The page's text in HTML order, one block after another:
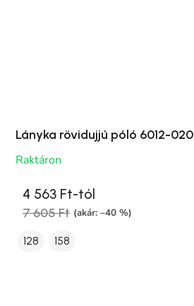
Lányka rövidujjú póló 6012-020
Raktáron
4 563 Ft-tól
7 605 Ft (akár: –40 %)
128 158